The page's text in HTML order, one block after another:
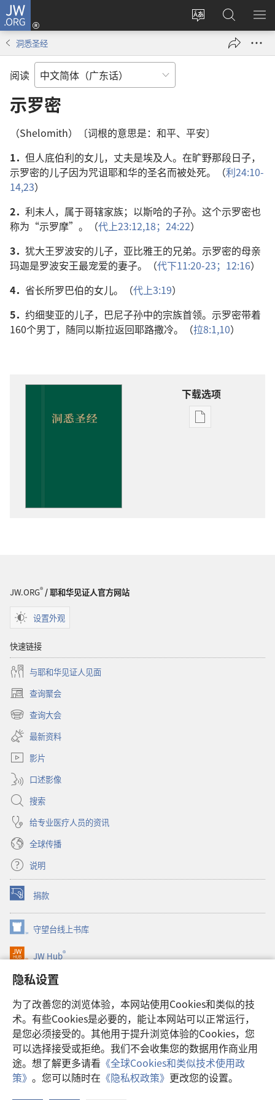
隐私设置
为了改善您的浏览体验，本网站使用Cookies和类似的技
术。有些Cookies是必要的，能让本网站可以正常运行，
是您必须接受的。其他用于提升浏览体验的Cookies，您
可以选择接受或拒绝。我们不会收集您的数据用作商业用
途。想了解更多请看 《全球Cookies和类似技术使用政
策》 。您可以随时在 《隐私权政策》 更改您的设置。
JW.ORG
更
登
录
（打
搜
索
JW.ORG
显
洞悉圣经
阅读
示罗密
（Shelomith）〔词根的意思是：和平、平安〕
1． 但人底伯利的女儿，丈夫是埃及人。在旷野那段日子，
示罗密的儿子因为咒诅耶和华的圣名而被处死。（利24:10-
14,23）
2． 利未人，属于哥辖家族；以斯哈的子孙。这个示罗密也
称为“示罗摩”。（代上23:12,18； 24:22）
3． 犹大王罗波安的儿子，亚比雅王的兄弟。示罗密的母亲
玛迦是罗波安王最宠爱的妻子。（代下11:20-23； 12:16）
4． 省长所罗巴伯的女儿。（代上3:19）
5． 约细斐亚的儿子，巴尼子孙中的宗族首领。示罗密带着
160个男丁，随同以斯拉返回耶路撒冷。（拉8:1,10）
下载选项
电
JW.ORG®/ 耶和华见证人官方网站
设置外观
快速链接
与耶和华见证人见面
查询聚会
（打
开
新
窗
口）
查询大会
（打
开
新
窗
最新资料
影片
口述影像
搜索
给专业医疗人员的资讯
全球传播
说明
捐款
（打
开
新
窗
口）
守望台线上书库
（打
开
新
口）
JW Hub®
（打
开
新
口）
JW Library®
Watchtower Library
Copyright© 2026 Watch Tower Bible and Tract Society of Pennsylvania.
使用条款|隐私权政策| 隐私设置